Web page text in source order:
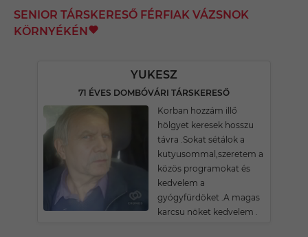
SENIOR TÁRSKERESŐ FÉRFIAK VÁZSNOK
KÖRNYÉKÉN
YUKESZ
71 ÉVES DOMBÓVÁRI TÁRSKERESŐ
Korban hozzám illő
hölgyet keresek hosszu
távra .Sokat sétálok a
kutyusommal,szeretem a
közös programokat és
kedvelem a
gyógyfürdöket .A magas
karcsu nöket kedvelem .